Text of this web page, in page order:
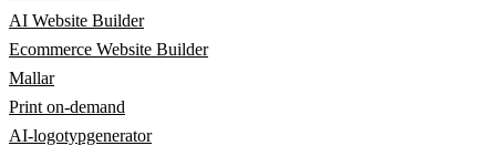
AI Website Builder
Ecommerce Website Builder
Mallar
Print on-demand
AI-logotypgenerator